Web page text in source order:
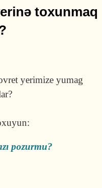
toxunmaq
yerimize yumag
pozurmu?